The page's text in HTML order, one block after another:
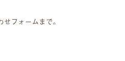
フォームまで。